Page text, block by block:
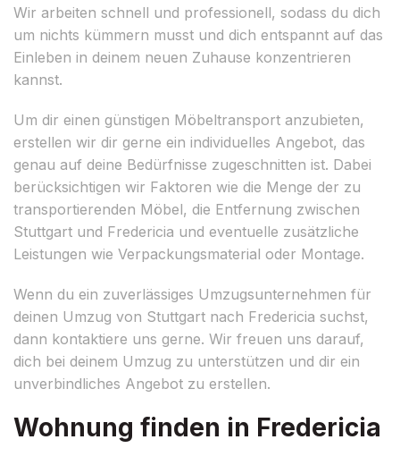
Wir arbeiten schnell und professionell, sodass du dich
um nichts kümmern musst und dich entspannt auf das
Einleben in deinem neuen Zuhause konzentrieren
kannst.
Um dir einen günstigen Möbeltransport anzubieten,
erstellen wir dir gerne ein individuelles Angebot, das
genau auf deine Bedürfnisse zugeschnitten ist. Dabei
berücksichtigen wir Faktoren wie die Menge der zu
transportierenden Möbel, die Entfernung zwischen
Stuttgart und Fredericia und eventuelle zusätzliche
Leistungen wie Verpackungsmaterial oder Montage.
Wenn du ein zuverlässiges Umzugsunternehmen für
deinen Umzug von Stuttgart nach Fredericia suchst,
dann kontaktiere uns gerne. Wir freuen uns darauf,
dich bei deinem Umzug zu unterstützen und dir ein
unverbindliches Angebot zu erstellen.
Wohnung finden in Fredericia